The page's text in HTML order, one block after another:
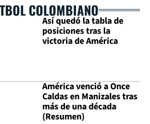
COLOMBIANO
Así quedó la tabla de
posiciones tras la
victoria de América
América venció a Once
Caldas en Manizales tras
más de una década
(Resumen)